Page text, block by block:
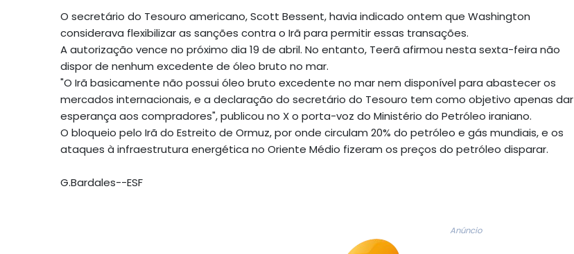
O secretário do Tesouro americano, Scott Bessent, havia indicado ontem que Washington
considerava flexibilizar as sanções contra o Irã para permitir essas transações.
A autorização vence no próximo dia 19 de abril. No entanto, Teerã afirmou nesta sexta-feira não
dispor de nenhum excedente de óleo bruto no mar.
"O Irã basicamente não possui óleo bruto excedente no mar nem disponível para abastecer os
mercados internacionais, e a declaração do secretário do Tesouro tem como objetivo apenas dar
esperança aos compradores", publicou no X o porta-voz do Ministério do Petróleo iraniano.
O bloqueio pelo Irã do Estreito de Ormuz, por onde circulam 20% do petróleo e gás mundiais, e os
ataques à infraestrutura energética no Oriente Médio fizeram os preços do petróleo disparar.
G.Bardales--ESF
Anúncio